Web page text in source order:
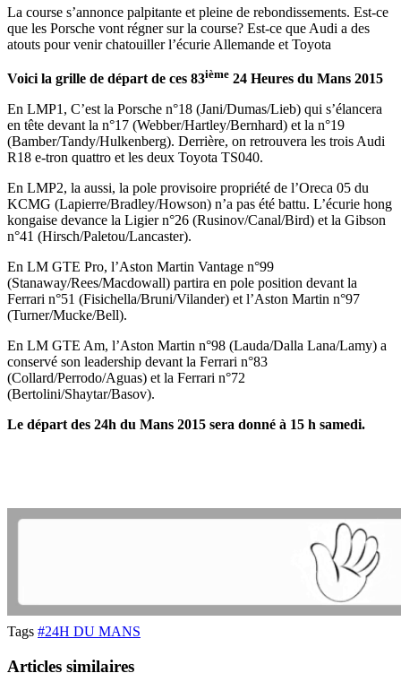
La course s’annonce palpitante et pleine de rebondissements. Est-ce
que les Porsche vont régner sur la course? Est-ce que Audi a des
atouts pour venir chatouiller l’écurie Allemande et Toyota
Voici la grille de départ de ces 83ième 24 Heures du Mans 2015
En LMP1, C’est la Porsche n°18 (Jani/Dumas/Lieb) qui s’élancera
en tête devant la n°17 (Webber/Hartley/Bernhard) et la n°19
(Bamber/Tandy/Hulkenberg). Derrière, on retrouvera les trois Audi
R18 e-tron quattro et les deux Toyota TS040.
En LMP2, la aussi, la pole provisoire propriété de l’Oreca 05 du
KCMG (Lapierre/Bradley/Howson) n’a pas été battu. L’écurie hong
kongaise devance la Ligier n°26 (Rusinov/Canal/Bird) et la Gibson
n°41 (Hirsch/Paletou/Lancaster).
En LM GTE Pro, l’Aston Martin Vantage n°99
(Stanaway/Rees/Macdowall) partira en pole position devant la
Ferrari n°51 (Fisichella/Bruni/Vilander) et l’Aston Martin n°97
(Turner/Mucke/Bell).
En LM GTE Am, l’Aston Martin n°98 (Lauda/Dalla Lana/Lamy) a
conservé son leadership devant la Ferrari n°83
(Collard/Perrodo/Aguas) et la Ferrari n°72
(Bertolini/Shaytar/Basov).
Le départ des 24h du Mans 2015 sera donné à 15 h samedi.
Tags #24H DU MANS
Articles similaires